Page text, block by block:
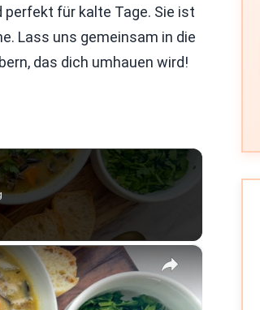
für kalte Tage. Sie ist
Lass uns gemeinsam in die
das dich umhauen wird!
×